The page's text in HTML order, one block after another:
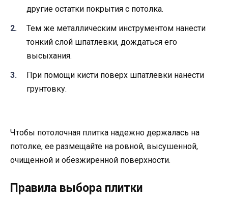
другие остатки покрытия с потолка.
Тем же металлическим инструментом нанести
тонкий слой шпатлевки, дождаться его
высыхания.
При помощи кисти поверх шпатлевки нанести
грунтовку.
Чтобы потолочная плитка надежно держалась на
потолке, ее размещайте на ровной, высушенной,
очищенной и обезжиренной поверхности.
Правила выбора плитки